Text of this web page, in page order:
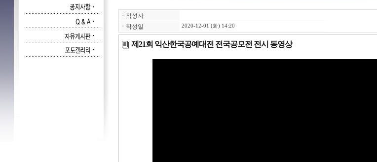
ㆍ 작성자
ㆍ 작성일 2020-12-01 (화) 14:20
제21회 익산한국공예대전 전국공모전 전시 동영상